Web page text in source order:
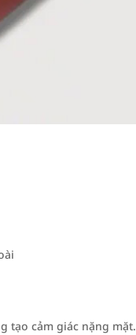
tạo cảm giác nặng mặt.